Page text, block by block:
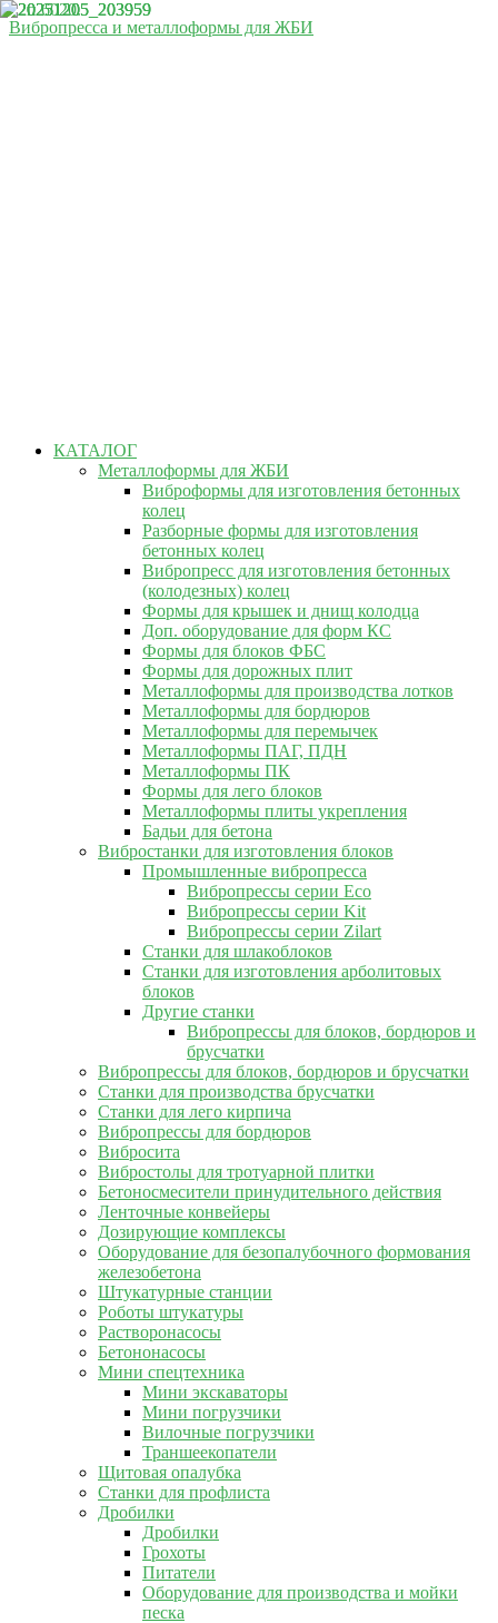
Вибропресса и металлоформы для ЖБИ
КАТАЛОГ
Металлоформы для ЖБИ
Виброформы для изготовления бетонных
колец
Разборные формы для изготовления
бетонных колец
Вибропресс для изготовления бетонных
(колодезных) колец
Формы для крышек и днищ колодца
Доп. оборудование для форм КС
Формы для блоков ФБС
Формы для дорожных плит
Металлоформы для производства лотков
Металлоформы для бордюров
Металлоформы для перемычек
Металлоформы ПАГ, ПДН
Металлоформы ПК
Формы для лего блоков
Металлоформы плиты укрепления
Бадьи для бетона
Вибростанки для изготовления блоков
Промышленные вибропресса
Вибропрессы серии Eco
Вибропрессы серии Kit
Вибропрессы серии Zilart
Станки для шлакоблоков
Станки для изготовления арболитовых
блоков
Другие станки
Вибропрессы для блоков, бордюров и
брусчатки
Вибропрессы для блоков, бордюров и брусчатки
Станки для производства брусчатки
Станки для лего кирпича
Вибропрессы для бордюров
Вибросита
Вибростолы для тротуарной плитки
Бетоносмесители принудительного действия
Ленточные конвейеры
Дозирующие комплексы
Оборудование для безопалубочного формования
железобетона
Штукатурные станции
Роботы штукатуры
Растворонасосы
Бетононасосы
Мини спецтехника
Мини экскаваторы
Мини погрузчики
Вилочные погрузчики
Траншеекопатели
Щитовая опалубка
Станки для профлиста
Дробилки
Дробилки
Грохоты
Питатели
Оборудование для производства и мойки
песка